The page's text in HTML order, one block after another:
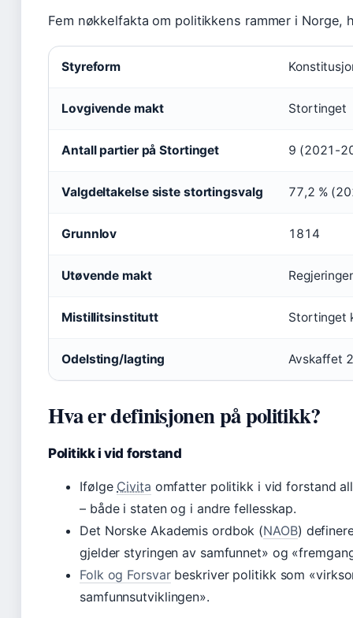
Fem nøkkelfakta om politikkens rammer i
Styreform
Lovgivende makt Stortinget
Antall partier på Stortinget 9 (2021-
Valgdeltakelse siste stortingsvalg 77,2 %
Grunnlov 1814
Utøvende makt
Mistillitsinstitutt Stortinget
Odelsting/lagting Avskaffet
Hva er definisjonen på politikk?
Politikk i vid forstand
Ifølge Civita omfatter politikk i vid forstand
– både i staten og i andre fellesskap.
Det Norske Akademis ordbok (NAOB)
gjelder styringen av samfunnet» og
Folk og Forsvarbeskriver politikk som
samfunnsutviklingen».